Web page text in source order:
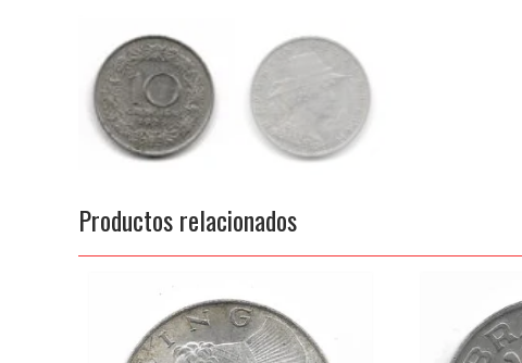
Productos relacionados